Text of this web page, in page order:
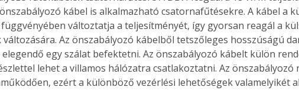
kábel is alkalmazható csatornafűtésekre. A kábel a
változtatja a teljesítményét, így gyorsan reagál a
Az önszabályozó kábelből tetszőleges hosszúságú
egy szálat befektetni. Az önszabályozó kábelt külön
lehet a villamos hálózatra csatlakoztatni. Az önszabályozó
ezért a különböző vezérlési lehetőségek valamelyikét